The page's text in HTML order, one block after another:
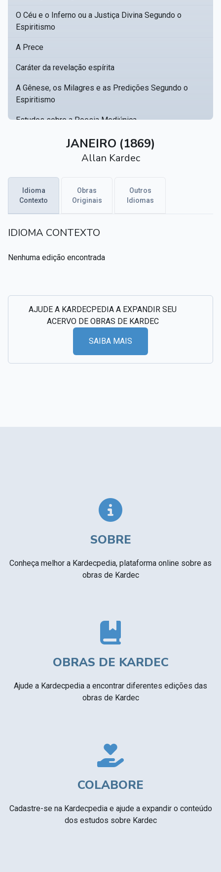
O Céu e o Inferno ou a Justiça Divina Segundo o
Espiritismo
A Prece
Caráter da revelação espírita
A Gênese, os Milagres e as Predições Segundo o
Espiritismo
Estudos sobre a Poesia Mediúnica
Catálogo racional de obras para se fundar uma
Hippolyte Léon Denizard Rivail
Textos citados em O Livro dos Médiuns
CSI - Imagens e registros históricos do espiritismo
JANEIRO (1869)
Allan Kardec
Idioma
Contexto
Obras
Originais
Outros
Idiomas
IDIOMA CONTEXTO
Nenhuma edição encontrada
AJUDE A KARDECPEDIA A EXPANDIR SEU
ACERVO DE OBRAS DE KARDEC
SAIBA MAIS
SOBRE
Conheça melhor a Kardecpedia, plataforma online sobre as
obras de Kardec
OBRAS DE KARDEC
Ajude a Kardecpedia a encontrar diferentes edições das
obras de Kardec
COLABORE
Cadastre-se na Kardecpedia e ajude a expandir o conteúdo
dos estudos sobre Kardec